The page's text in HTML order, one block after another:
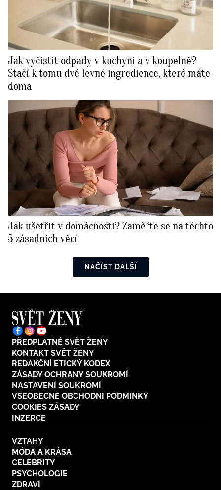
Jak vyčistit odpady v kuchyni a v koupelně?
Stačí k tomu dvě levné ingredience, které máte
doma
Jak ušetřit v domácnosti? Zaměřte se na těchto
5 zásadních věcí
NAČÍST DALŠÍ
PŘEDPLATNÉ SVĚT ŽENY
KONTAKT SVĚT ŽENY
REDAKČNÍ ETICKÝ KODEX
ZÁSADY OCHRANY SOUKROMÍ
NASTAVENÍ SOUKROMÍ
VŠEOBECNÉ OBCHODNÍ PODMÍNKY
COOKIES ZÁSADY
INZERCE
VZTAHY
MÓDA A KRÁSA
CELEBRITY
PSYCHOLOGIE
ZDRAVÍ